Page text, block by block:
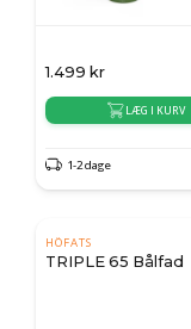
1.499 kr
LÆG I KURV
1-2 dage
HÖFATS
TRIPLE 65 Bålfad